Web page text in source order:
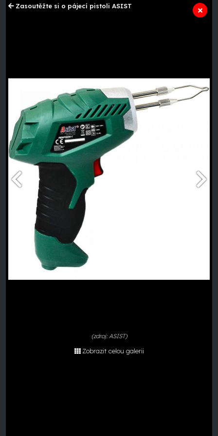
Zasoutěžte si o pájecí pistoli ASIST
(zdroj: ASIST)
Zobrazit celou galerii